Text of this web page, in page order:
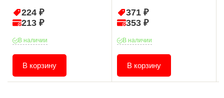
224 ₽
213 ₽
В наличии
В корзину
371 ₽
353 ₽
В наличии
В корзину